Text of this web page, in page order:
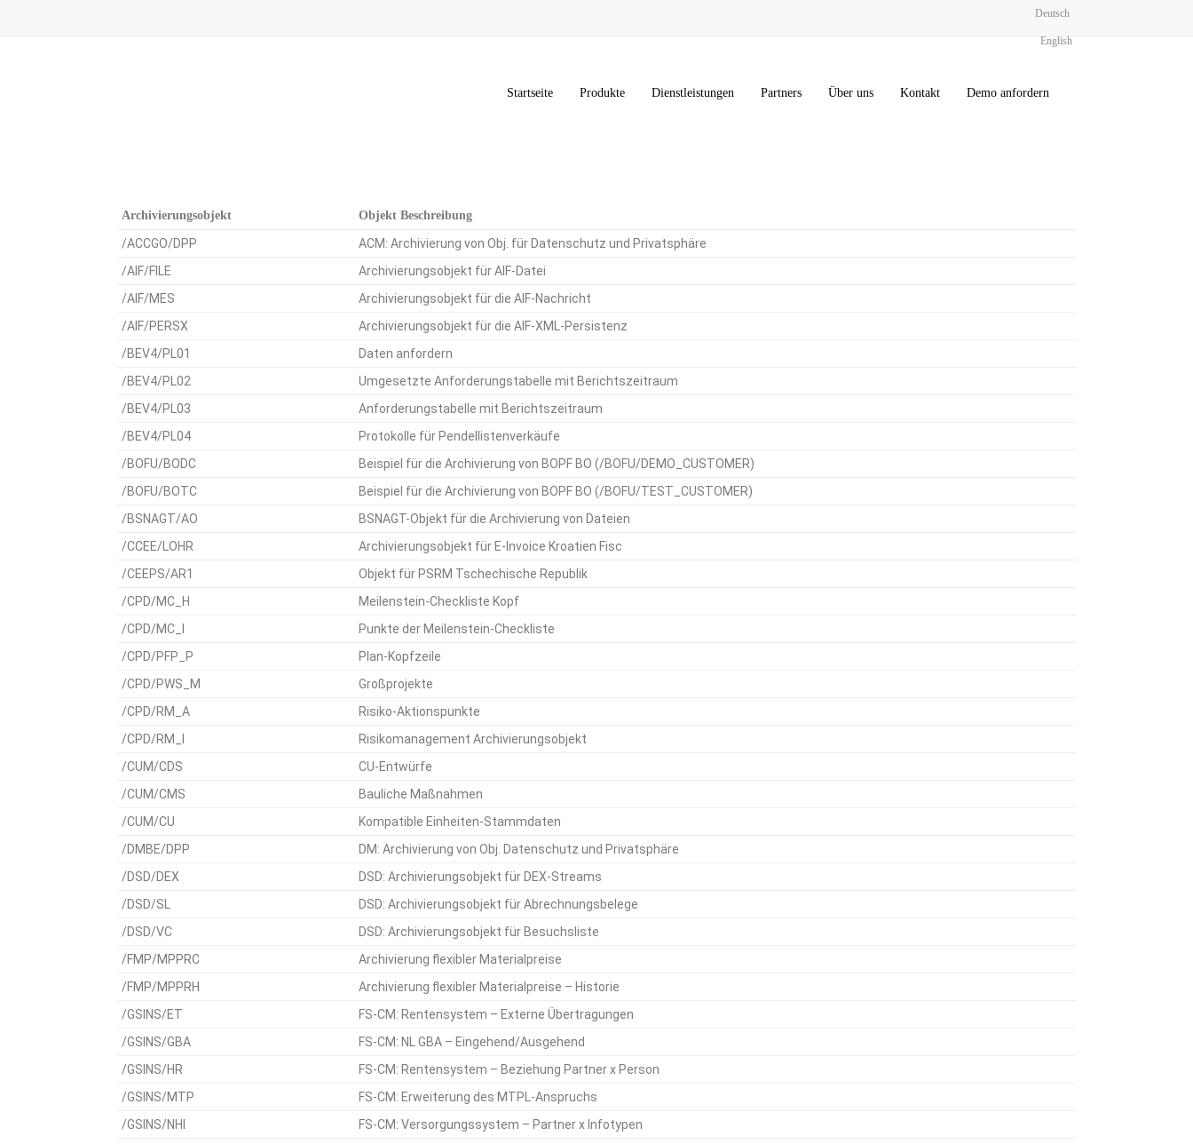
Deutsch
English
Startseite Produkte Dienstleistungen Partners Über uns Kontakt Demo anfordern
Archivierungsobjekt Objekt Beschreibung
/ACCGO/DPP
ACM: Archivierung von Obj. für Datenschutz und Privatsphäre
/AIF/FILE
Archivierungsobjekt für AIF-Datei
/AIF/MES
Archivierungsobjekt für die AIF-Nachricht
/AIF/PERSX
Archivierungsobjekt für die AIF-XML-Persistenz
/BEV4/PL01
Daten anfordern
/BEV4/PL02
Umgesetzte Anforderungstabelle mit Berichtszeitraum
/BEV4/PL03
Anforderungstabelle mit Berichtszeitraum
/BEV4/PL04
Protokolle für Pendellistenverkäufe
/BOFU/BODC
Beispiel für die Archivierung von BOPF BO (/BOFU/DEMO_CUSTOMER)
/BOFU/BOTC
Beispiel für die Archivierung von BOPF BO (/BOFU/TEST_CUSTOMER)
/BSNAGT/AO
BSNAGT-Objekt für die Archivierung von Dateien
/CCEE/LOHR
Archivierungsobjekt für E-Invoice Kroatien Fisc
/CEEPS/AR1
Objekt für PSRM Tschechische Republik
/CPD/MC_H
Meilenstein-Checkliste Kopf
/CPD/MC_I
Punkte der Meilenstein-Checkliste
/CPD/PFP_P
Plan-Kopfzeile
/CPD/PWS_M
Großprojekte
/CPD/RM_A
Risiko-Aktionspunkte
/CPD/RM_I
Risikomanagement Archivierungsobjekt
/CUM/CDS
CU-Entwürfe
/CUM/CMS
Bauliche Maßnahmen
/CUM/CU
Kompatible Einheiten-Stammdaten
/DMBE/DPP
DM: Archivierung von Obj. Datenschutz und Privatsphäre
/DSD/DEX
DSD: Archivierungsobjekt für DEX-Streams
/DSD/SL
DSD: Archivierungsobjekt für Abrechnungsbelege
/DSD/VC
DSD: Archivierungsobjekt für Besuchsliste
/FMP/MPPRC
Archivierung flexibler Materialpreise
/FMP/MPPRH
Archivierung flexibler Materialpreise – Historie
/GSINS/ET
FS-CM: Rentensystem – Externe Übertragungen
/GSINS/GBA
FS-CM: NL GBA – Eingehend/Ausgehend
/GSINS/HR
FS-CM: Rentensystem – Beziehung Partner x Person
/GSINS/MTP
FS-CM: Erweiterung des MTPL-Anspruchs
/GSINS/NHI
FS-CM: Versorgungssystem – Partner x Infotypen